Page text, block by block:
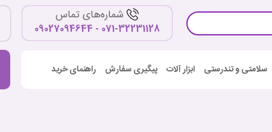
شماره‌های تماس
071-32231128 - 09027094644
سلامتی و تندرستی ابزار آلات پیگیری سفارش راهنمای خرید